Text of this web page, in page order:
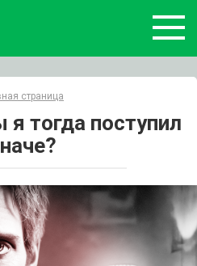
страница
я тогда поступил